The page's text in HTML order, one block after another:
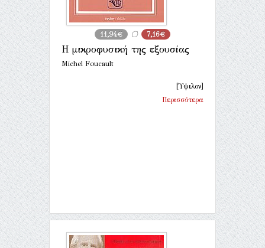
11,94€ 7,16€
Η μικροφυσική της εξουσίας
Michel Foucault
[Ύψιλον]
Περισσότερα